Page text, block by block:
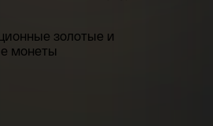
стороне: